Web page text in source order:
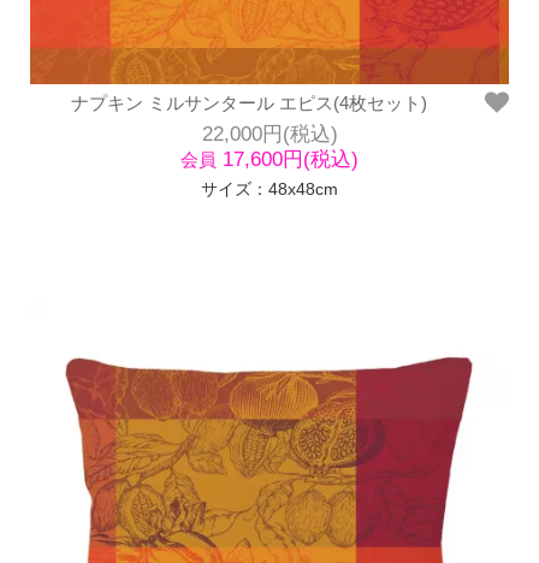
ナプキン ミルサンタール エピス(4枚セット)
22,000円(税込)
会員 17,600円(税込)
サイズ：48x48cm